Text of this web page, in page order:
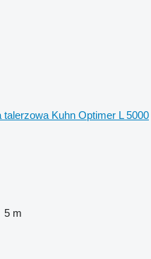
talerzowa Kuhn Optimer L 5000
5 m